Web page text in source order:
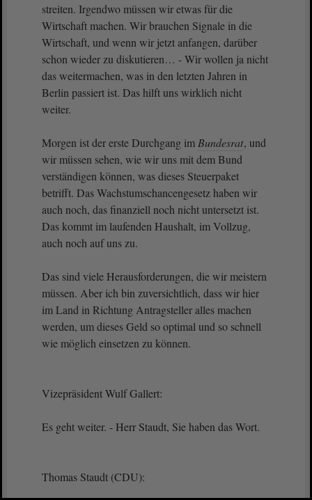
streiten. Irgendwo müssen wir etwas für die
Wirtschaft machen. Wir brauchen Signale in die
Wirtschaft, und wenn wir jetzt anfangen, darüber
schon wieder zu diskutieren… - Wir wollen ja nicht
das weitermachen, was in den letzten Jahren in
Berlin passiert ist. Das hilft uns wirklich nicht
weiter.
Morgen ist der erste Durchgang im Bundesrat, und
wir müssen sehen, wie wir uns mit dem Bund
verständigen können, was dieses Steuerpaket
betrifft. Das Wachstumschancengesetz haben wir
auch noch, das finanziell noch nicht untersetzt ist.
Das kommt im laufenden Haushalt, im Vollzug,
auch noch auf uns zu.
Das sind viele Herausforderungen, die wir meistern
müssen. Aber ich bin zuversichtlich, dass wir hier
im Land in Richtung Antragsteller alles machen
werden, um dieses Geld so optimal und so schnell
wie möglich einsetzen zu können.
Vizepräsident Wulf Gallert:
Es geht weiter. - Herr Staudt, Sie haben das Wort.
Thomas Staudt (CDU):